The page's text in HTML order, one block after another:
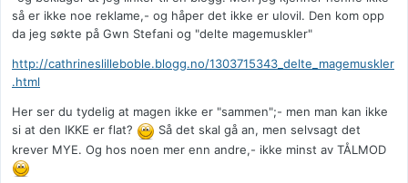
så er ikke noe reklame,- og håper det ikke er ulovil. Den kom opp
da jeg søkte på Gwn Stefani og "delte magemuskler"
http://cathrineslilleboble.blogg.no/1303715343_delte_magemuskler
.html
Her ser du tydelig at magen ikke er "sammen";- men man kan ikke
si at den IKKE er flat?
Så det skal gå an, men selvsagt det
krever MYE. Og hos noen mer enn andre,- ikke minst av TÅLMOD